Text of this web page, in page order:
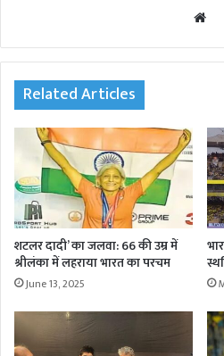
Related Articles
शटलर दादी’ का जलवा: 66 की उम्र में
श्रीलंका में लहराया भारत का परचम
June 13, 2025